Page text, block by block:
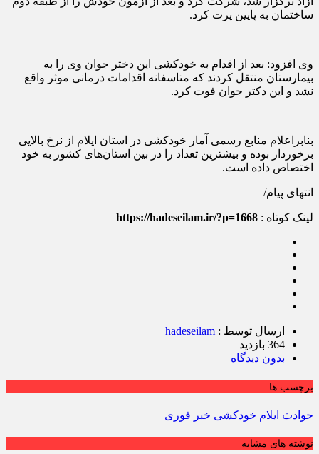
ساختمان به پایین پرت کرد.
وی افزود: بعد از اقدام به خودکشی این دختر جوان وی را به
بیمارستان منتقل کردند که متاسفانه اقدامات درمانی موثر واقع
نشد و این دکتر جوان فوت کرد.
بنابراعلام منابع رسمی آمار خودکشی در استان ایلام از نرخ بالایی
برخوردار بوده و بیشترین تعداد را در بین استان‌های کشور به خود
اختصاص داده است.
انتهای پیام/
لینک کوتاه : https://hadeseilam.ir/?p=1668
ارسال توسط : hadeseilam
364 بازدید
بدون دیدگاه
برچسب ها
حوادث ایلام خودکشی خبر فوری
نوشته های مشابه